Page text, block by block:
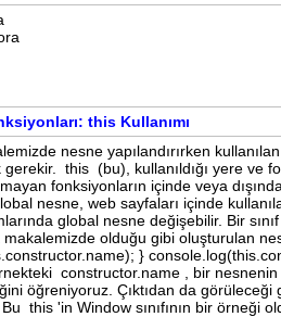
this Kullanımı
nesne yapılandırırken
this (bu), kullanıldığı yere ve
fonksiyonların içinde veya
nesne, web sayfaları içinde
global nesne değişebilir. Bir
makalemizde olduğu gibi oluşturulan
}
constructor.name , bir nesnenin
öğreniyoruz. Çıktıdan da
Bu this 'in Window sınıfının bir